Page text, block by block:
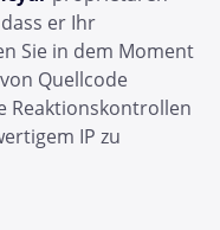
er Ihr
Sie in dem Moment
Quellcode
Reaktionskontrollen
IP zu